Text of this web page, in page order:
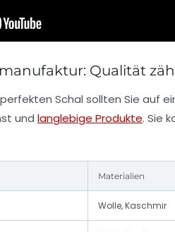
Qualität
Schal sollten Sie auf
und langlebige Produkte. Sie
Materialien
Wolle, Kaschmir